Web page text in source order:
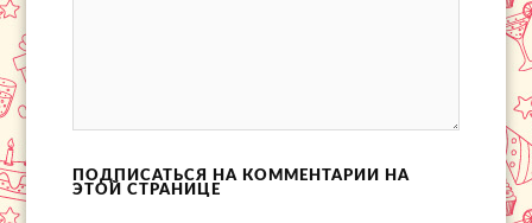
ПОДПИСАТЬСЯ НА КОММЕНТАРИИ НА
ЭТОЙ СТРАНИЦЕ